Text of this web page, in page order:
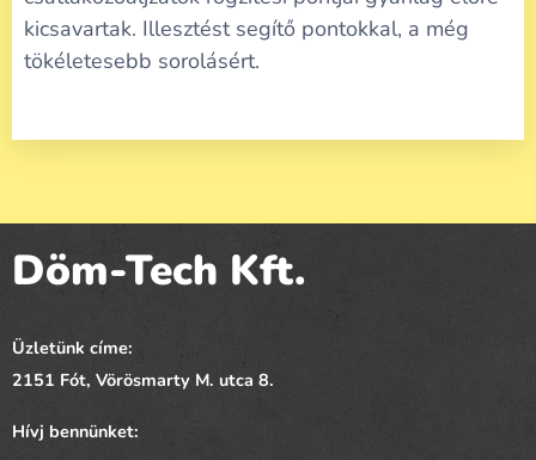
kicsavartak. Illesztést segítő pontokkal, a még
tökéletesebb sorolásért.
Döm-Tech Kft.
Üzletünk címe:
2151 Fót, Vörösmarty M. utca 8.
Hívj bennünket: